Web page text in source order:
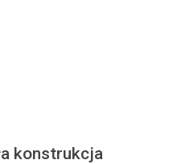
konstrukcja